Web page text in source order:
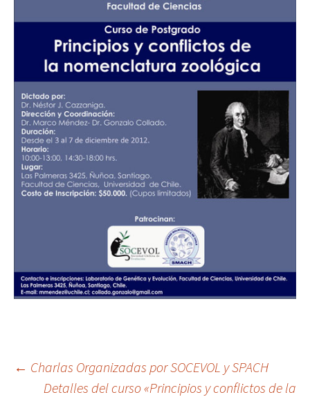
← Charlas Organizadas por SOCEVOL y SPACH
Detalles del curso «Principios y conflictos de la